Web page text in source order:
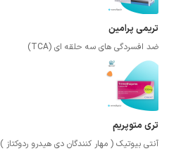
تریمی پرامین
ضد افسردگی های سه حلقه ای (TCA)
تری متوپریم
آنتی بیوتیک ( مهار کنندگان دی هیدرو ردوکتاز )